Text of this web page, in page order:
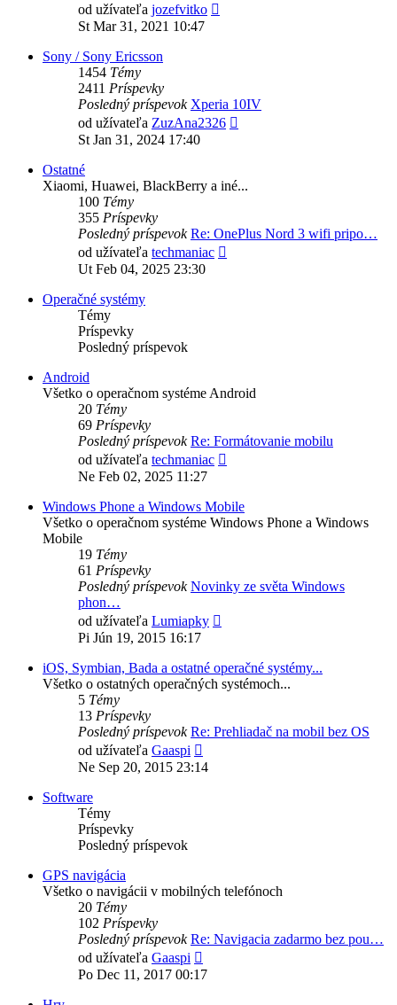
od užívateľa jozefvitko
St Mar 31, 2021 10:47
Sony / Sony Ericsson
1454 Témy
2411 Príspevky
Posledný príspevok Xperia 10IV
od užívateľa ZuzAna2326
St Jan 31, 2024 17:40
Ostatné
Xiaomi, Huawei, BlackBerry a iné...
100 Témy
355 Príspevky
Posledný príspevok Re: OnePlus Nord 3 wifi pripo…
od užívateľa techmaniac
Ut Feb 04, 2025 23:30
Operačné systémy
Témy
Príspevky
Posledný príspevok
Android
Všetko o operačnom systéme Android
20 Témy
69 Príspevky
Posledný príspevok Re: Formátovanie mobilu
od užívateľa techmaniac
Ne Feb 02, 2025 11:27
Windows Phone a Windows Mobile
Všetko o operačnom systéme Windows Phone a Windows
Mobile
19 Témy
61 Príspevky
Posledný príspevok Novinky ze světa Windows
phon…
od užívateľa Lumiapky
Pi Jún 19, 2015 16:17
iOS, Symbian, Bada a ostatné operačné systémy...
Všetko o ostatných operačných systémoch...
5 Témy
13 Príspevky
Posledný príspevok Re: Prehliadač na mobil bez OS
od užívateľa Gaaspi
posledný
Ne Sep 20, 2015 23:14
Software
Témy
Príspevky
Posledný príspevok
GPS navigácia
Všetko o navigácii v mobilných telefónoch
20 Témy
102 Príspevky
Posledný príspevok Re: Navigacia zadarmo bez pou…
od užívateľa Gaaspi
posledný
Po Dec 11, 2017 00:17